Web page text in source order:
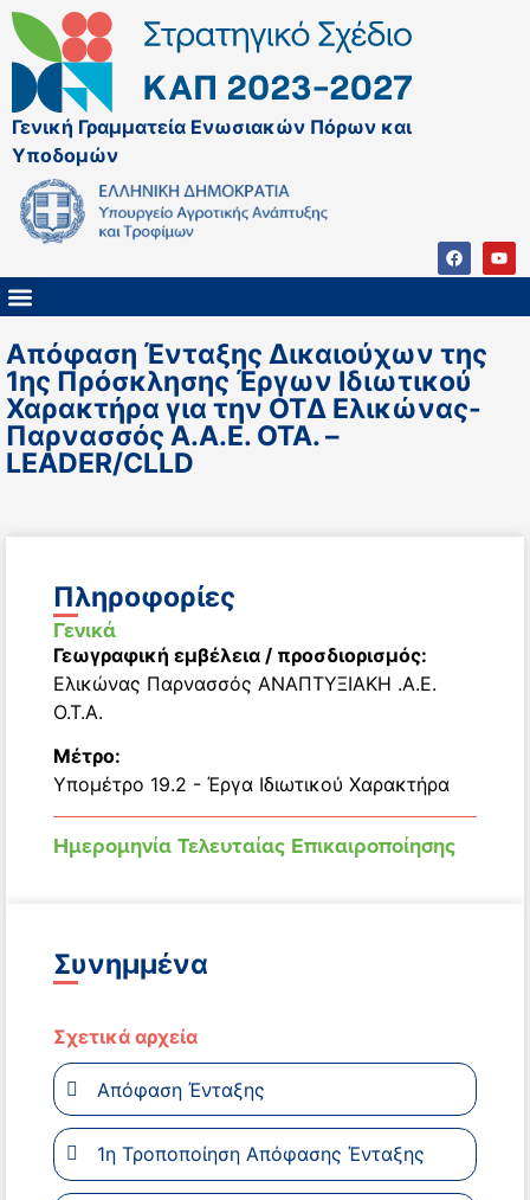
Γενική Γραμματεία Ενωσιακών Πόρων και
Υποδομών
Απόφαση Ένταξης Δικαιούχων της
1ης Πρόσκλησης Έργων Ιδιωτικού
Χαρακτήρα για την ΟΤΔ Ελικώνας-
Παρνασσός Α.Α.Ε. ΟΤΑ. –
LEADER/CLLD
Πληροφορίες
Γενικά
Γεωγραφική εμβέλεια / προσδιορισμός:
Ελικώνας Παρνασσός ΑΝΑΠΤΥΞΙΑΚΗ .Α.Ε.
Ο.Τ.Α.
Μέτρο:
Υπομέτρο 19.2 - Έργα Ιδιωτικού Χαρακτήρα
Ημερομηνία Τελευταίας Επικαιροποίησης
Συνημμένα
Σχετικά αρχεία
Απόφαση Ένταξης
1η Τροποποίηση Απόφασης Ένταξης